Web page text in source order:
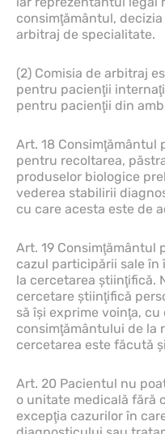
consimţământul,
arbitraj de specialitate.
(2) Comisia de arbitraj
pentru pacienţii
pentru pacienţii din
Art. 18
pentru recoltarea,
produselor biologice
vederea stabilirii
cu care acesta este de
Art. 19
cazul participării sale
la cercetarea ştiinţifică.
cercetare ştiinţifică
să îşi exprime voinţa,
consimţământului de la
cercetarea este făcută
Art. 20 Pacientul nu
o unitate medicală fără
excepţia cazurilor în